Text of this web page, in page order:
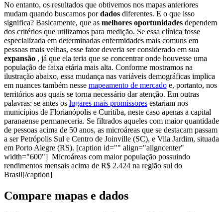
No entanto, os resultados que obtivemos nos mapas anteriores
mudam quando buscamos pordados diferentes. E o que isso
significa? Basicamente, que as melhores oportunidades dependem
dos critérios que utilizamos para medição. Se essa clínica fosse
especializada em determinadas enfermidades mais comuns em
pessoas mais velhas, esse fator deveria ser considerado em sua
expansão , já que ela teria que se concentrar onde houvesse uma
população de faixa etária mais alta. Conforme mostramos na
ilustração abaixo, essa mudança nas variáveis demográficas implica
em nuances também nesse mapeamento de mercado e, portanto, nos
territórios aos quais se torna necessário dar atenção. Em outras
palavras: se antes os lugares mais promissores estariam nos
municípios de Florianópolis e Curitiba, neste caso apenas a capital
paranaense permaneceria. Se filtrados aqueles com maior quantidade
de pessoas acima de 50 anos, as microáreas que se destacam passam
a ser Petrópolis Sul e Centro de Joinville (SC), e Vila Jardim, situada
em Porto Alegre (RS). [caption id="" align="aligncenter"
width="600"] Microáreas com maior população possuindo
rendimentos mensais acima de R$ 2.424 na região sul do
Brasil[/caption]
Compare mapas e dados